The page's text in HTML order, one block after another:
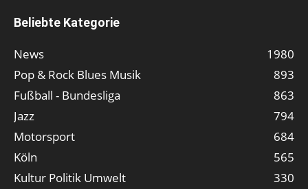
Beliebte Kategorie
News
1980
Pop & Rock Blues Musik
893
Fußball - Bundesliga
863
Jazz
794
Motorsport
684
Köln
565
Kultur Politik Umwelt
330